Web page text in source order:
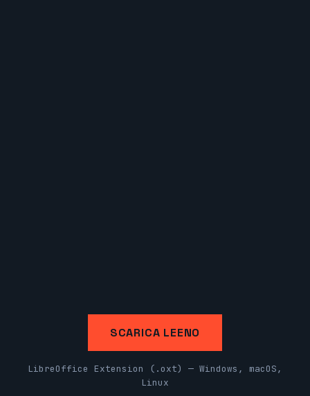
SCARICA LEENO
LibreOffice Extension (.oxt) — Windows, macOS,
Linux